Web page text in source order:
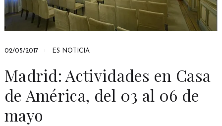
02/05/2017 ES NOTICIA
Madrid: Actividades en Casa
de América, del 03 al 06 de
mayo